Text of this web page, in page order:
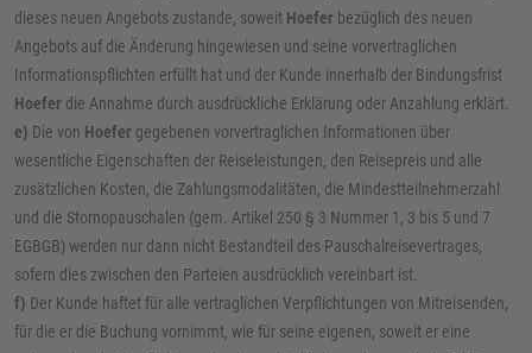
dieses neuen Angebots zustande, soweit Hoefer bezüglich des neuen
Angebots auf die Änderung hingewiesen und seine vorvertraglichen
Informationspflichten erfüllt hat und der Kunde innerhalb der Bindungsfrist
Hoefer die Annahme durch ausdrückliche Erklärung oder Anzahlung erklärt.
e) Die von Hoefer gegebenen vorvertraglichen Informationen über
wesentliche Eigenschaften der Reiseleistungen, den Reisepreis und alle
zusätzlichen Kosten, die Zahlungsmodalitäten, die Mindestteilnehmerzahl
und die Stornopauschalen (gem. Artikel 250 § 3 Nummer 1, 3 bis 5 und 7
EGBGB) werden nur dann nicht Bestandteil des Pauschalreisevertrages,
sofern dies zwischen den Parteien ausdrücklich vereinbart ist.
f) Der Kunde haftet für alle vertraglichen Verpflichtungen von Mitreisenden,
für die er die Buchung vornimmt, wie für seine eigenen, soweit er eine